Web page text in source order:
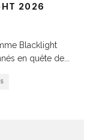
2026
Blacklight
en quête de